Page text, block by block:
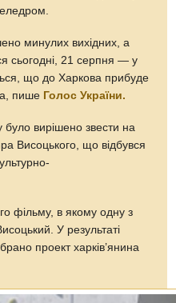
минулих вихідних, а
сьогодні, 21 серпня — у
що до Харкова прибуде
пише Голос України.
вирішено звести на
Висоцького, що відбувся
фільму, в якому одну з
У результаті
проект харків’янина